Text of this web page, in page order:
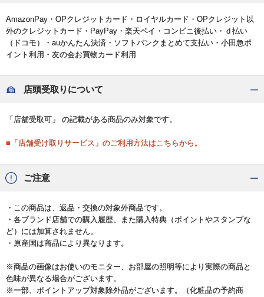
AmazonPay・OPクレジットカード・ロイヤルカード・OPクレジット以
外のクレジットカード・PayPay・楽天ペイ・コンビニ後払い・ｄ払い
（ドコモ）・auかんたん決済・ソフトバンクまとめて支払い・小田急ポ
イント利用・友の会お買物カード利用
店頭受取りについて
「店舗受取可」 の記載がある商品のみ対象です。
■「店舗受け取りサービス」のご利用方法はこちらから。
ご注意
・この商品は、返品・交換の対象外商品です。
・各ブランド店舗での購入履歴、また購入特典（ポイントやスタンプな
ど）には加算されません。
・原産国は商品により異なります。
※商品の画像はお使いのモニター、お部屋の照明等により実際の商品と
色味が異なる場合がございます。
※一部、ポイントアップ対象除外品がございます。（化粧品の予約商